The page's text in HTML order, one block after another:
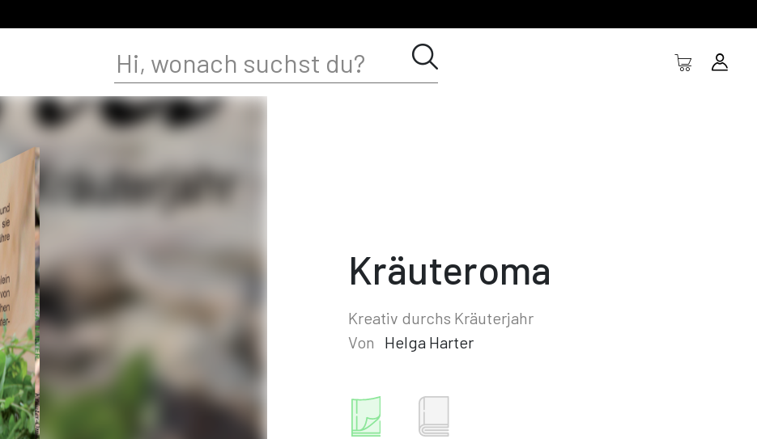
Kräuteroma
Kreativ durchs Kräuterjahr
Von
Helga Harter